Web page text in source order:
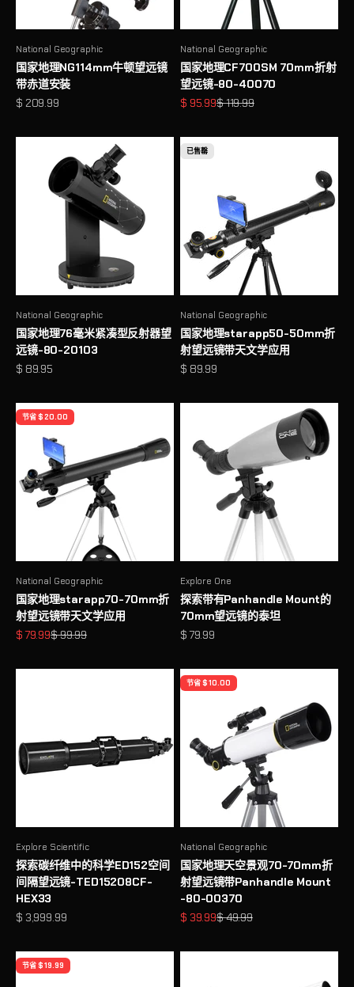
National Geographic
国家地理NG114mm牛顿望远镜
带赤道安装
促销价格
$ 209.99
National Geographic
国家地理CF700SM 70mm折射
望远镜-80-40070
促销价格
$ 95.99原价
$ 119.99
National Geographic
国家地理76毫米紧凑型反射器望
远镜-80-20103
促销价格
$ 89.95
已售罄
National Geographic
国家地理starapp50-50mm折
射望远镜带天文学应用
促销价格
$ 89.99
节省 $ 20.00
National Geographic
国家地理starapp70-70mm折
射望远镜带天文学应用
促销价格
$ 79.99原价
$ 99.99
Explore One
探索带有Panhandle Mount的
70mm望远镜的泰坦
促销价格
$ 79.99
Explore Scientific
探索碳纤维中的科学ED152空间
间隔望远镜-TED15208CF-
HEX33
促销价格
$ 3,999.99
节省 $ 10.00
National Geographic
国家地理天空景观70-70mm折
射望远镜带Panhandle Mount
-80-00370
促销价格
$ 39.99原价
$ 49.99
节省 $ 19.99